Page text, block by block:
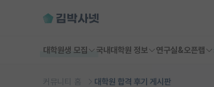
대학원생 모집 국내대학원 정보 연구실&오픈랩
커뮤니티 홈 대학원 합격 후기 게시판